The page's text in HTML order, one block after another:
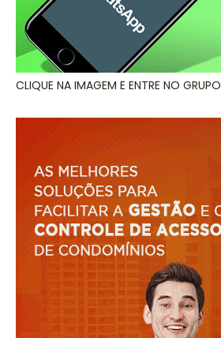
CLIQUE NA IMAGEM E ENTRE NO GRUPO